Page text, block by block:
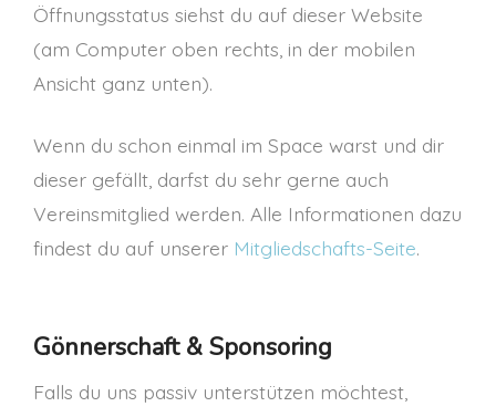
Öffnungsstatus siehst du auf dieser Website
(am Computer oben rechts, in der mobilen
Ansicht ganz unten).
Wenn du schon einmal im Space warst und dir
dieser gefällt, darfst du sehr gerne auch
Vereinsmitglied werden. Alle Informationen dazu
findest du auf unserer Mitgliedschafts-Seite.
Gönnerschaft & Sponsoring
Falls du uns passiv unterstützen möchtest,